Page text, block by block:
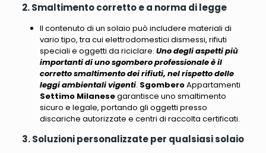
2. Smaltimento corretto e a norma di legge
Il contenuto di un solaio può includere materiali di
vario tipo, tra cui elettrodomestici dismessi, rifiuti
speciali e oggetti da riciclare. Uno degli aspetti più
importanti di uno sgombero professionale è il
corretto smaltimento dei rifiuti, nel rispetto delle
leggi ambientali vigenti. SgomberoAppartamenti
Settimo Milanesegarantisce uno smaltimento
sicuro e legale, portando gli oggetti presso
discariche autorizzate e centri di raccolta certificati.
3. Soluzioni personalizzate per qualsiasi solaio